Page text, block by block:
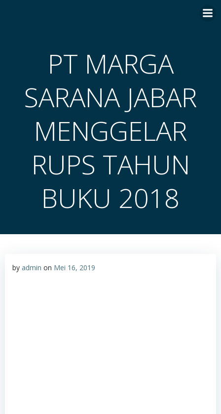
PT MARGA
SARANA JABAR
MENGGELAR
RUPS TAHUN
BUKU 2018
by admin on Mei 16, 2019